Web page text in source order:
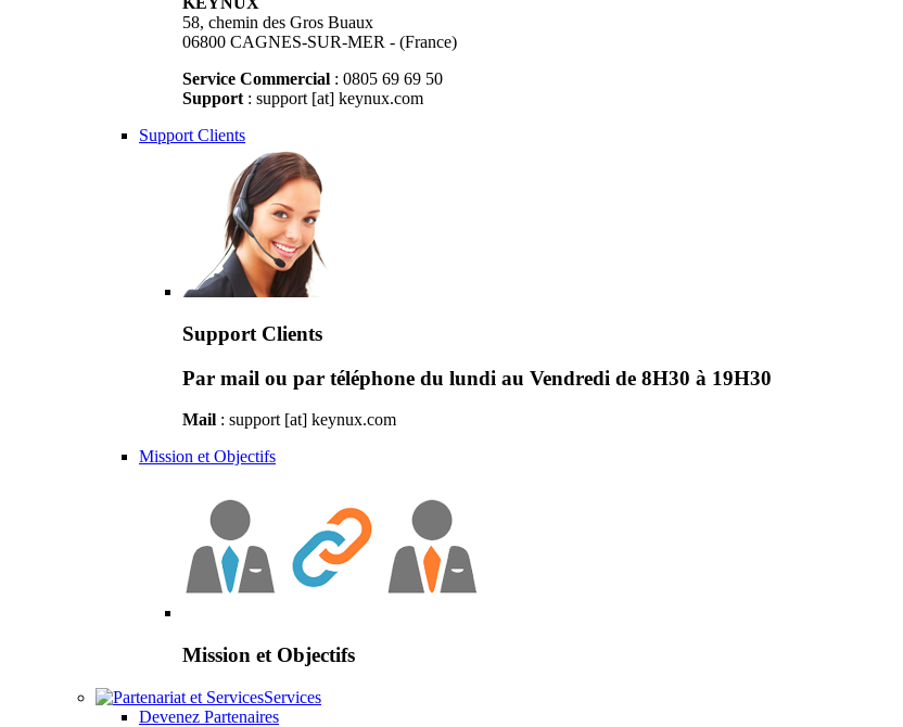
58, chemin des Gros Buaux
06800 CAGNES-SUR-MER - (France)
Service Commercial : 0805 69 69 50
Support : support [at] keynux.com
Support Clients
Support Clients
Par mail ou par téléphone du lundi au Vendredi de 8H30 à 19H30
Mail : support [at] keynux.com
Mission et Objectifs
Mission et Objectifs
Services
Devenez Partenaires